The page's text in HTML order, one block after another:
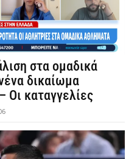
στα ομαδικά
δικαίωμα
Οι καταγγελίες